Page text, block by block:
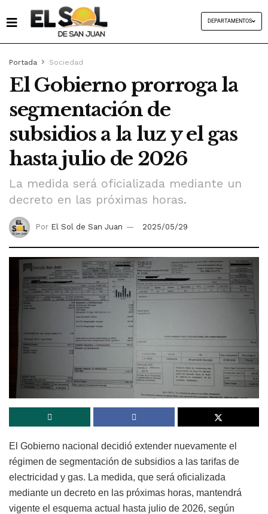
DEPARTAMENTOS
Portada Sociedad
El Gobierno prorroga la
segmentación de
subsidios a la luz y el gas
hasta julio de 2026
La medida será oficializada mediante un
decreto en las próximas horas.
Por El Sol de San Juan 2025/05/29
El Gobierno nacional decidió extender nuevamente el
régimen de segmentación de subsidios a las tarifas de
electricidad y gas. La medida, que será oficializada
mediante un decreto en las próximas horas, mantendrá
vigente el esquema actual hasta julio de 2026, según